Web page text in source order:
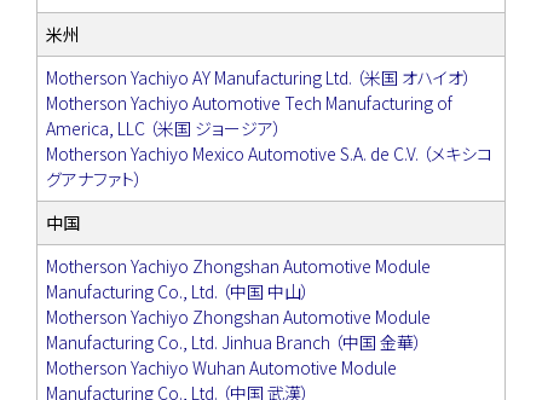
米州
Motherson Yachiyo AY Manufacturing Ltd. （米国 オハイオ）
Motherson Yachiyo Automotive Tech Manufacturing of
America, LLC （米国 ジョージア）
Motherson Yachiyo Mexico Automotive S.A. de C.V. （メキシコ
グアナファト）
中国
Motherson Yachiyo Zhongshan Automotive Module
Manufacturing Co., Ltd. （中国 中山）
Motherson Yachiyo Zhongshan Automotive Module
Manufacturing Co., Ltd. Jinhua Branch （中国 金華）
Motherson Yachiyo Wuhan Automotive Module
Manufacturing Co., Ltd. （中国 武漢）